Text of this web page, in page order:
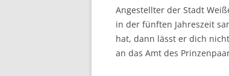
Angestellter der Stadt
in der fünften Jahreszeit
hat, dann lässt er dich
an das Amt des